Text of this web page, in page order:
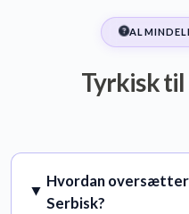
Tyrkisk
Hvordan
Serbisk?